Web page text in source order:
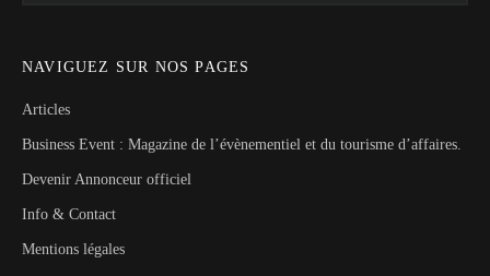
NAVIGUEZ SUR NOS PAGES
Articles
Business Event : Magazine de l’évènementiel et du tourisme d’affaires.
Devenir Annonceur officiel
Info & Contact
Mentions légales